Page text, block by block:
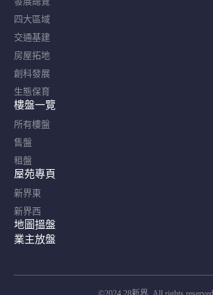
四大區域
交通基建
房屋拓地
創科發展
生態保育
樓盤一覽
所有樓盤
售盤
租盤
屋苑專頁
新界東
新界西
地圖搵盤
業主放盤